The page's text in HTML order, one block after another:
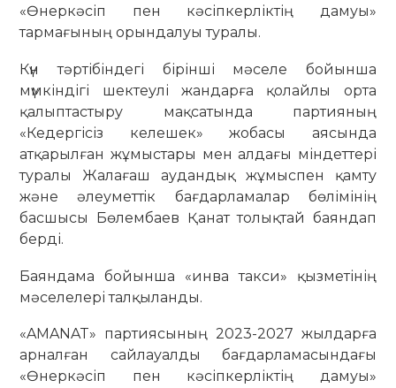
«Өнеркәсіп пен кәсіпкерліктің дамуы»
тармағының орындалуы туралы.
Күн тәртібіндегі бірінші мәселе бойынша
мүмкіндігі шектеулі жандарға қолайлы орта
қалыптастыру мақсатында партияның
«Кедергісіз келешек» жобасы аясында
атқарылған жұмыстары мен алдағы міндеттері
туралы Жалағаш аудандық жұмыспен қамту
және әлеуметтiк бағдарламалар бөлімінің
басшысы Бөлембаев Қанат толықтай баяндап
берді.
Баяндама бойынша «инва такси» қызметінің
мәселелері талқыланды.
«AMANAT» партиясының 2023-2027 жылдарға
арналған сайлауалды бағдарламасындағы
«Өнеркәсіп пен кәсіпкерліктің дамуы»